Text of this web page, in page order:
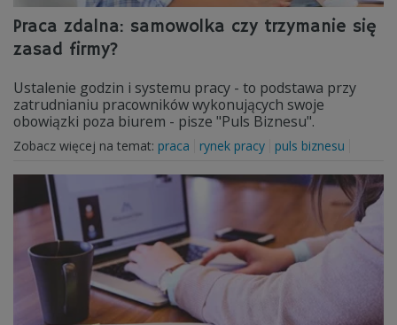
Praca zdalna: samowolka czy trzymanie się
zasad firmy?
Ustalenie godzin i systemu pracy - to podstawa przy
zatrudnianiu pracowników wykonujących swoje
obowiązki poza biurem - pisze "Puls Biznesu".
Zobacz więcej na temat: praca rynek pracy puls biznesu